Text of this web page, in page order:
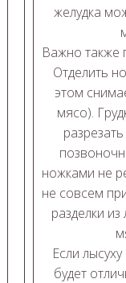
желудка
Важно также
Отделить
этом
мясо).
ножками не
не совсем
разделки
Если
будет